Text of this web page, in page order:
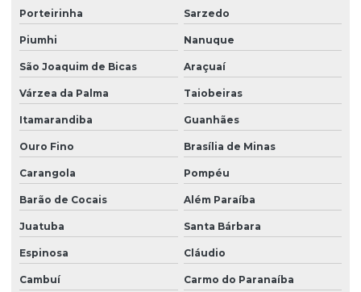
Porteirinha Sarzedo
Piumhi Nanuque
São Joaquim de Bicas Araçuaí
Várzea da Palma Taiobeiras
Itamarandiba Guanhães
Ouro Fino Brasília de Minas
Carangola Pompéu
Barão de Cocais Além Paraíba
Juatuba Santa Bárbara
Espinosa Cláudio
Cambuí Carmo do Paranaíba